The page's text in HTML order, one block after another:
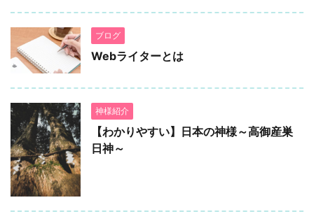
ブログ
Webライターとは
神様紹介
【わかりやすい】日本の神様～高御産巣
日神～